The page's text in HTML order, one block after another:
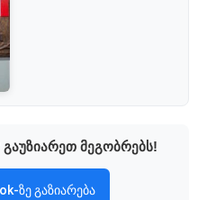
მეგობრებს!
ზე გაზიარება